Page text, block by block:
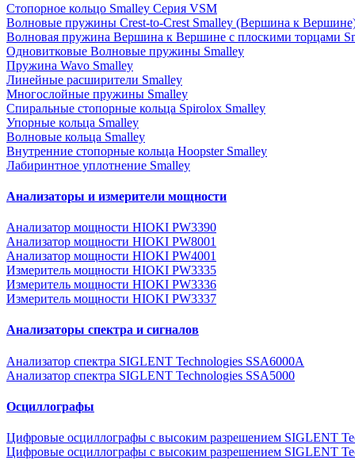
Стопорное кольцо Smalley Серия VSM
Волновые пружины Crest-to-Crest Smalley (Вершина к
Волновая пружина Вершина к Вершине с плоскими торцами
Одновитковые Волновые пружины Smalley
Пружина Wavo Smalley
Линейные расширители Smalley
Многослойные пружины Smalley
Спиральные стопорные кольца Spirolox Smalley
Упорные кольца Smalley
Волновые кольца Smalley
Внутренние стопорные кольца Hoopster Smalley
Лабиринтное уплотнение Smalley
Анализаторы и измерители мощности
Анализатор мощности HIOKI PW3390
Анализатор мощности HIOKI PW8001
Анализатор мощности HIOKI PW4001
Измеритель мощности HIOKI PW3335
Измеритель мощности HIOKI PW3336
Измеритель мощности HIOKI PW3337
Анализаторы спектра и сигналов
Анализатор спектра SIGLENT Technologies SSA6000A
Анализатор спектра SIGLENT Technologies SSA5000
Осциллографы
Цифровые осциллографы с высоким разрешением SIGLENT
Цифровые осциллографы с высоким разрешением SIGLENT